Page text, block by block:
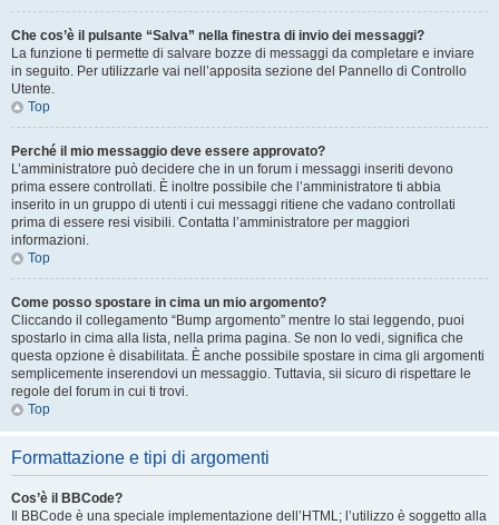
Che cos’è il pulsante “Salva” nella finestra di invio dei messaggi?
La funzione ti permette di salvare bozze di messaggi da completare e inviare
in seguito. Per utilizzarle vai nell’apposita sezione del Pannello di Controllo
Utente.
Top
Perché il mio messaggio deve essere approvato?
L’amministratore può decidere che in un forum i messaggi inseriti devono
prima essere controllati. È inoltre possibile che l’amministratore ti abbia
inserito in un gruppo di utenti i cui messaggi ritiene che vadano controllati
prima di essere resi visibili. Contatta l’amministratore per maggiori
informazioni.
Top
Come posso spostare in cima un mio argomento?
Cliccando il collegamento “Bump argomento” mentre lo stai leggendo, puoi
spostarlo in cima alla lista, nella prima pagina. Se non lo vedi, significa che
questa opzione è disabilitata. È anche possibile spostare in cima gli argomenti
semplicemente inserendovi un messaggio. Tuttavia, sii sicuro di rispettare le
regole del forum in cui ti trovi.
Top
Formattazione e tipi di argomenti
Cos’è il BBCode?
Il BBCode è una speciale implementazione dell’HTML; l’utilizzo è soggetto alla